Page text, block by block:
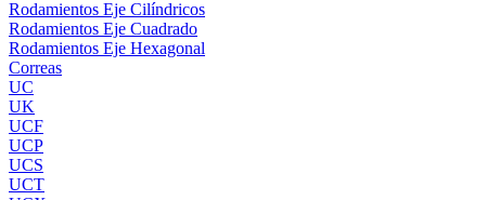
Rodamientos Eje Cilíndricos
Rodamientos Eje Cuadrado
Rodamientos Eje Hexagonal
Correas
UC
UK
UCF
UCP
UCS
UCT